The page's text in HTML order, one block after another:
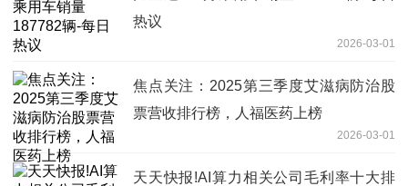
热议
2026-03-01
焦点关注：2025第三季度艾滋病防治股
票营收排行榜，人福医药上榜
2026-03-01
天天快报!AI算力相关公司毛利率十大排